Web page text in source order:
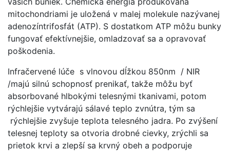
mitochondriami je uložená v malej molekule nazývanej
adenozíntrifosfát (ATP). S dostatkom ATP môžu bunky
fungovať efektívnejšie, omladzovať sa a opravovať
poškodenia.
Infračervené lúče s vlnovou dĺžkou 850nm / NIR
/majú silnú schopnosť prenikať, takže môžu byť
absorbované hlbokými telesnými tkanivami, potom
rýchlejšie vytvárajú sálavé teplo zvnútra, tým sa
rýchlejšie zvyšuje teplota telesného jadra. Po zvýšení
telesnej teploty sa otvoria drobné cievky, zrýchli sa
prietok krvi a zlepší sa krvný obeh a podporuje